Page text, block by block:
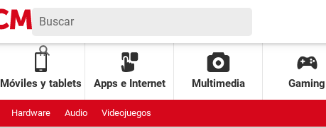
Móviles y tablets Apps e Internet Multimedia Gaming
Hardware Audio Videojuegos